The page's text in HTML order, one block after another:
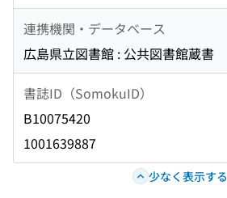
連携機関・データベース
広島県立図書館 : 公共図書館蔵書
書誌ID（SomokuID）
B10075420
1001639887
少なく表示する